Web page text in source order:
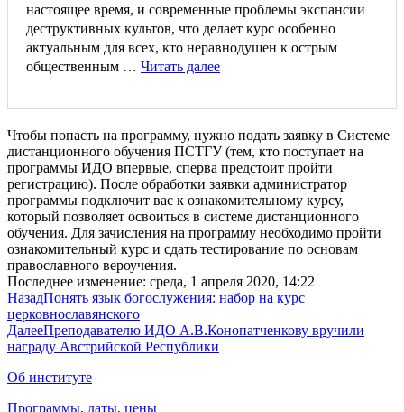
настоящее время, и современные проблемы экспансии
деструктивных культов, что делает курс особенно
актуальным для всех, кто неравнодушен к острым
общественным … Читать далее
Чтобы попасть на программу, нужно подать заявку в Системе
дистанционного обучения ПСТГУ (тем, кто поступает на
программы ИДО впервые, сперва предстоит пройти
регистрацию). После обработки заявки администратор
программы подключит вас к ознакомительному курсу,
который позволяет освоиться в системе дистанционного
обучения. Для зачисления на программу необходимо пройти
ознакомительный курс и сдать тестирование по основам
православного вероучения.
Последнее изменение: среда, 1 апреля 2020, 14:22
НазадПонять язык богослужения: набор на курс
церковнославянского
ДалееПреподавателю ИДО А.В.Конопатченкову вручили
награду Австрийской Республики
Об институте
Программы, даты, цены